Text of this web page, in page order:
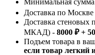
Минимальная сумма
Доставка по
Доставка стеновых
МКАД) - 8000 ₽ +
Подъем товара в
если товар легкий